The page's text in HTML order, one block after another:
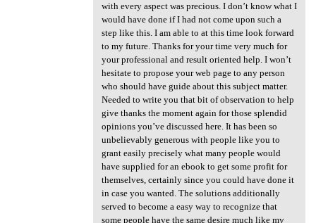
with every aspect was precious. I don’t know what I
would have done if I had not come upon such a
step like this. I am able to at this time look forward
to my future. Thanks for your time very much for
your professional and result oriented help. I won’t
hesitate to propose your web page to any person
who should have guide about this subject matter.
Needed to write you that bit of observation to help
give thanks the moment again for those splendid
opinions you’ve discussed here. It has been so
unbelievably generous with people like you to
grant easily precisely what many people would
have supplied for an ebook to get some profit for
themselves, certainly since you could have done it
in case you wanted. The solutions additionally
served to become a easy way to recognize that
some people have the same desire much like my